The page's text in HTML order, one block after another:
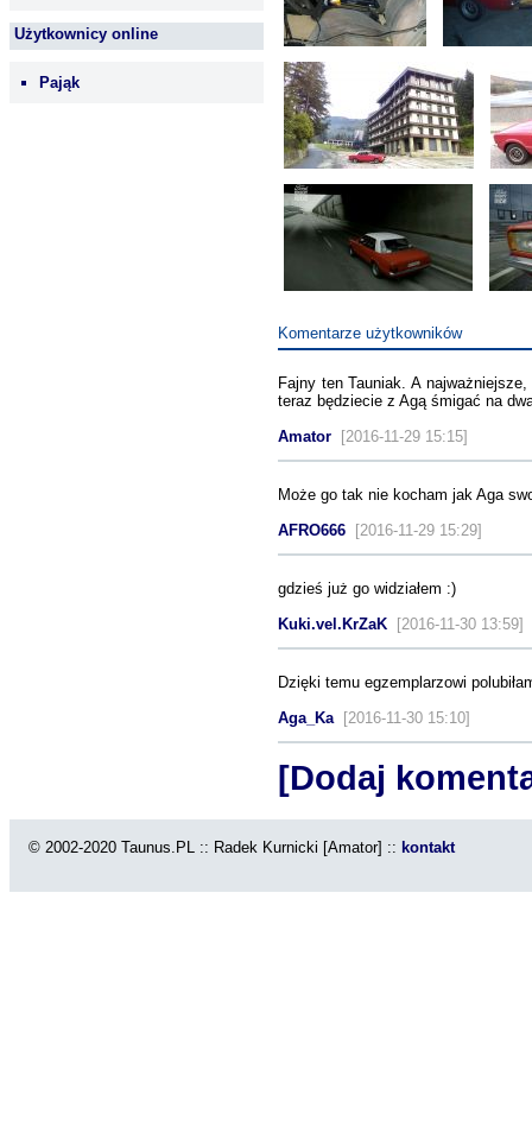
Użytkownicy online
Pająk
Komentarze użytkowników
Fajny ten Tauniak. A
teraz będziecie z Agą śmigać na
Amator [2016-11-29 15:15]
Może go tak nie kocham jak Aga
AFRO666 [2016-11-29 15:29]
gdzieś już go widziałem :)
Kuki.vel.KrZaK [2016-11-30 13:59]
Dzięki temu egzemplarzowi
Aga_Ka[2016-11-30 15:10]
[Dodaj
© 2002-2020 Taunus.PL :: Radek Kurnicki [Amator] :: kontakt